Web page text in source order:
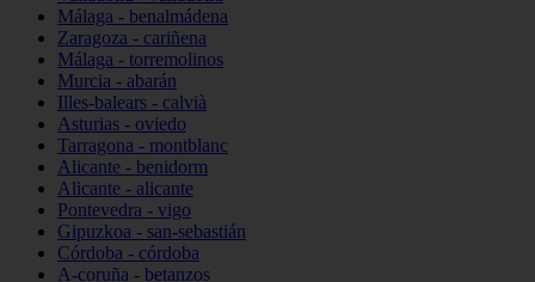
Málaga - benalmádena
Zaragoza - cariñena
Málaga - torremolinos
Murcia - abarán
Illes-balears - calvià
Asturias - oviedo
Tarragona - montblanc
Alicante - benidorm
Alicante - alicante
Pontevedra - vigo
Gipuzkoa - san-sebastián
Córdoba - córdoba
A-coruña - betanzos